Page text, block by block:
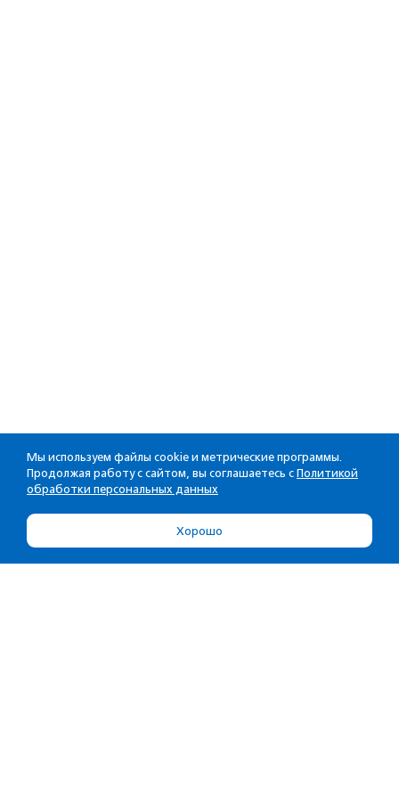
Мы используем файлы cookie и метрические программы.
Продолжая работу с сайтом, вы соглашаетесь с Политикой
обработки персональных данных
Хорошо